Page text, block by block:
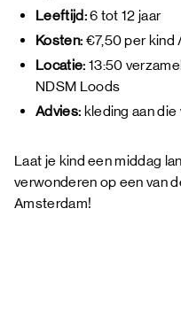
Leeftijd:6 tot 12 jaar
Kosten: €7,50 per kind
Locatie: 13:50
NDSM Loods
Advies: kleding aan
Laat je kind een middag
verwonderen op een van
Amsterdam!